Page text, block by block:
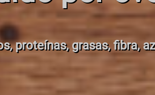
proteínas, grasas, fibra,